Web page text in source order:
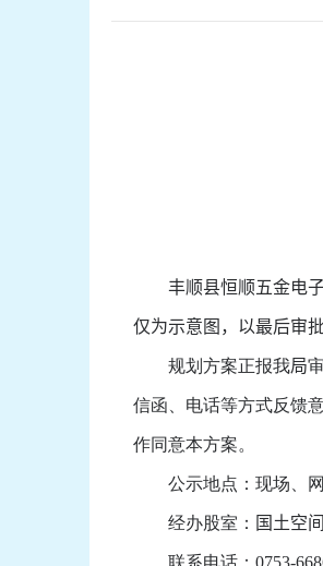
丰顺县恒顺五金电子
仅为示意图，以最后审批
规划方案正报我局
信函、电话等方式反馈
作同意本方案。
公示地点：现场、网
经办股室： 国土空